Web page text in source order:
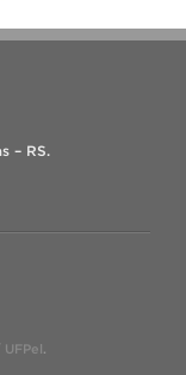
– RS.
UFPel.